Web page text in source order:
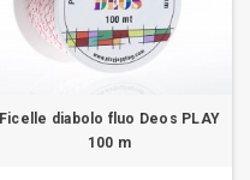
Ficelle diabolo fluo Deos PLAY
100 m